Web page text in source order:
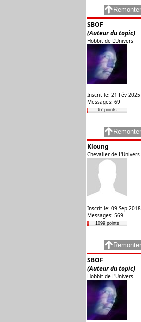
SBOF
(Auteur du topic)
Hobbit de L'Univers
Inscrit le: 21 Fév 2025
Messages: 69
67 points
Kloung
Chevalier de L'Univers
Inscrit le: 09 Sep 2018
Messages: 569
1099 points
SBOF
(Auteur du topic)
Hobbit de L'Univers